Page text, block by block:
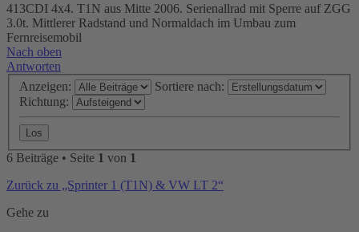
413CDI 4x4. T1N aus Mitte 2006. Serienallrad mit Sperre auf ZGG
3.0t. Mittlerer Radstand und Normaldach im Umbau zum
Fernreisemobil
Nach oben
Antworten
Anzeigen:
Sortiere nach:
Richtung:
6 Beiträge • Seite 1 von 1
Zurück zu „Sprinter 1 (T1N) & VW LT 2“
Gehe zu